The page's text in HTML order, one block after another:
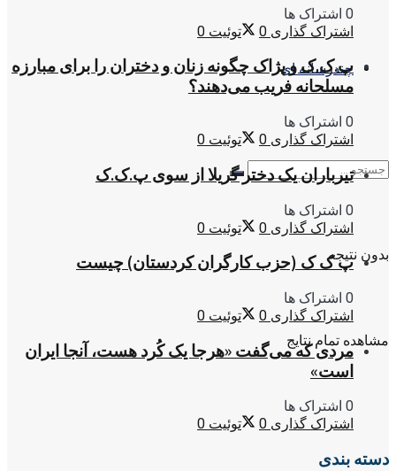
چندرسانه ای
بدون نتیجه
مشاهده تمام نتایج
0 اشتراک ها
اشتراک گذاری 0 توئیت 0
پ.ک.ک و پژاک چگونه زنان و دختران را برای مبارزه
مسلحانه فریب می‌دهند؟
0 اشتراک ها
اشتراک گذاری 0 توئیت 0
تیرباران یک دختر گریلا از سوی پ.ک.ک
0 اشتراک ها
اشتراک گذاری 0 توئیت 0
پ ک ک (حزب کارگران کردستان) چیست
0 اشتراک ها
اشتراک گذاری 0 توئیت 0
مردی که می‌گفت «هرجا یک کُرد هست، آنجا ایران
است»
0 اشتراک ها
اشتراک گذاری 0 توئیت 0
دسته بندی